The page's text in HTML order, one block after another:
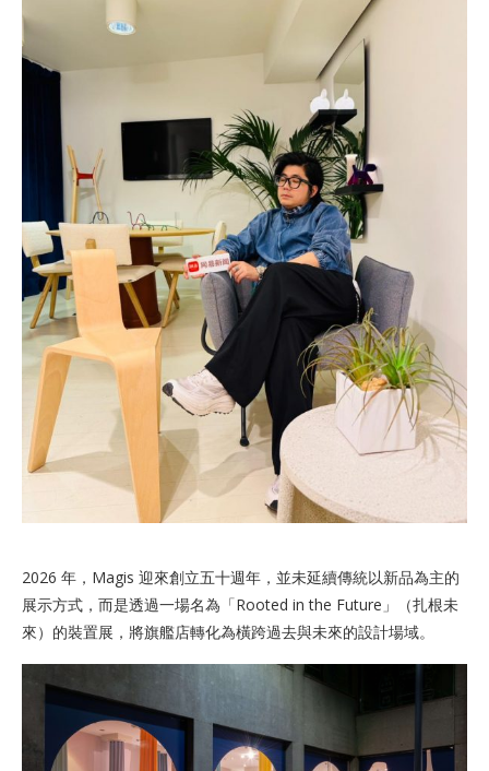
2026 年，Magis 迎來創立五十週年，並未延續傳統以新品為主的
展示方式，而是透過一場名為「Rooted in the Future」（扎根未
來）的裝置展，將旗艦店轉化為橫跨過去與未來的設計場域。